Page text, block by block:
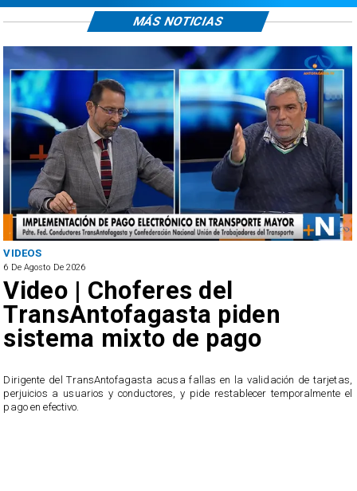
VIDEOS
6 De Agosto De 2026
Video | Choferes del
TransAntofagasta piden
sistema mixto de pago
​Dirigente del TransAntofagasta acusa fallas en la validación de tarjetas,
perjuicios a usuarios y conductores, y pide restablecer temporalmente el
pago en efectivo.
MÁS NOTICIAS